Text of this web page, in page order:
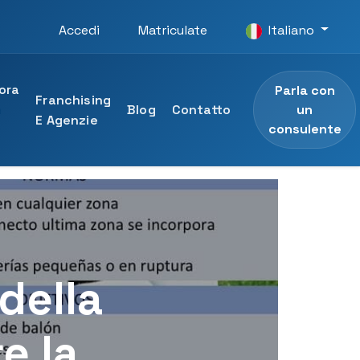
Accedi Matriculate Italiano
UTAMED
UTAMED
Franchising
E Agenzie
Blog Contatto
Parla con
un
consulente